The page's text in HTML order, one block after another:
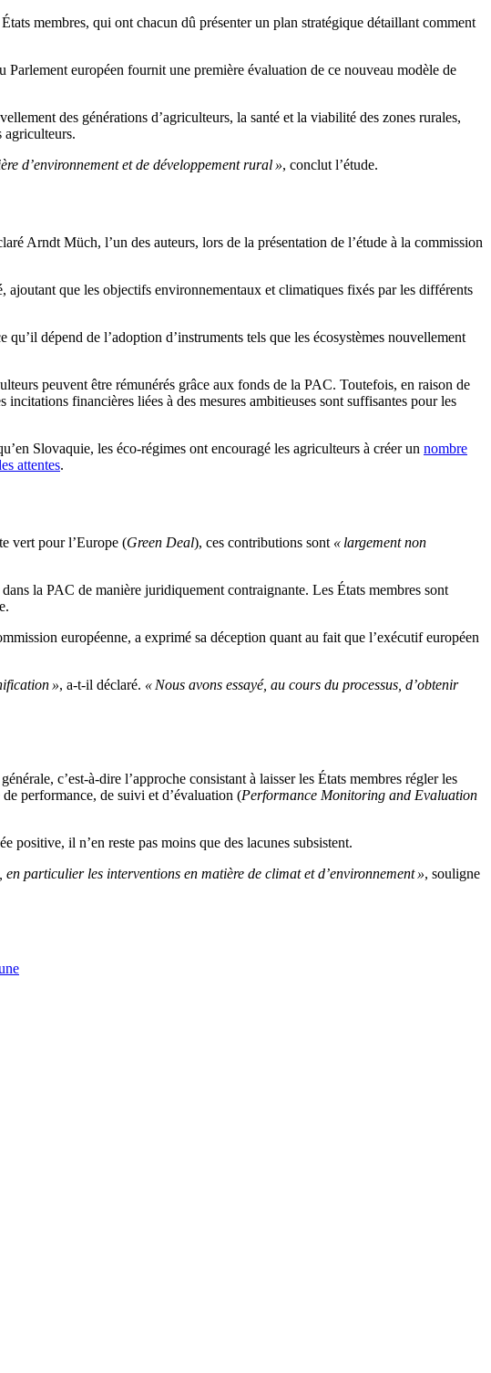
membres, qui ont chacun dû présenter un plan stratégique détaillant comment
européen fournit une première évaluation de ce nouveau modèle de
des générations d’agriculteurs, la santé et la viabilité des zones rurales,
agriculteurs.
d’environnement et de développement rural », conclut l’étude.
Arndt Müch, l’un des auteurs, lors de la présentation de l’étude à la commission
ajoutant que les objectifs environnementaux et climatiques fixés par les différents
dépend de l’adoption d’instruments tels que les écosystèmes nouvellement
peuvent être rémunérés grâce aux fonds de la PAC. Toutefois, en raison de
financières liées à des mesures ambitieuses sont suffisantes pour les
Slovaquie, les éco-régimes ont encouragé les agriculteurs à créer un nombre
attentes.
vert pour l’Europe (Green Deal), ces contributions sont « largement non
dans la PAC de manière juridiquement contraignante. Les États membres sont
européenne, a exprimé sa déception quant au fait que l’exécutif européen
», a-t-il déclaré. « Nous avons essayé, au cours du processus, d’obtenir
c’est-à-dire l’approche consistant à laisser les États membres régler les
performance, de suivi et d’évaluation (Performance Monitoring and Evaluation
positive, il n’en reste pas moins que des lacunes subsistent.
particulier les interventions en matière de climat et d’environnement », souligne